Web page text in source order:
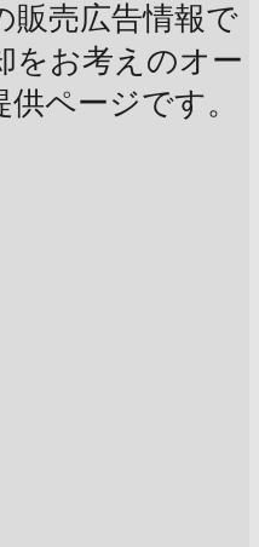
販売広告情報で
をお考えのオー
ページです。